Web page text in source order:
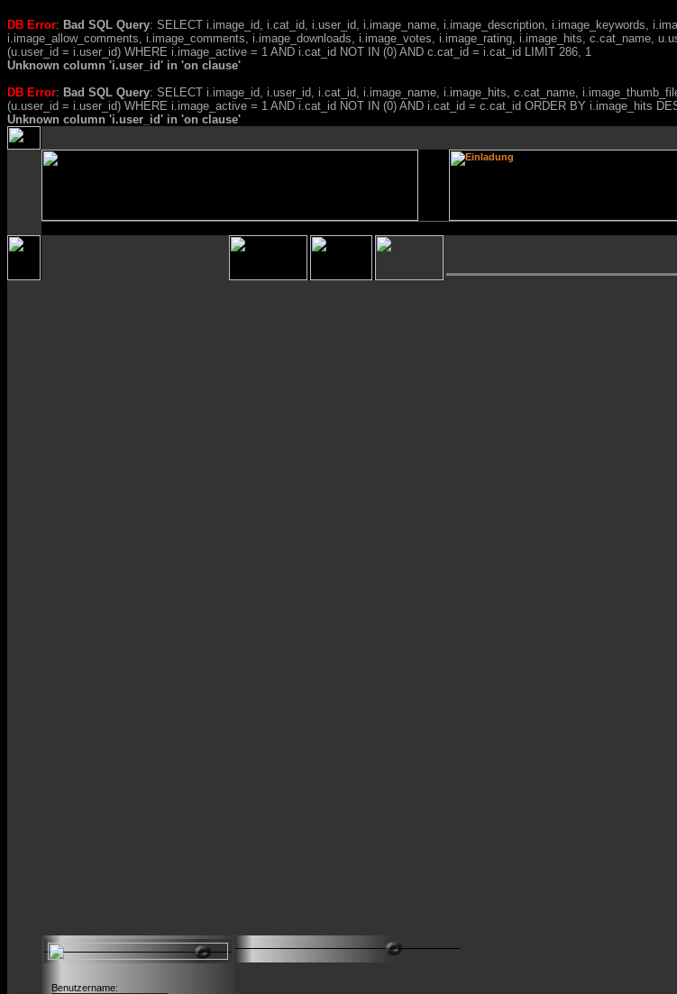
DB Error: Bad SQL Query: SELECT i.image_id, i.cat_id, i.user_id, i.image_name, i.image_description, i.image_keywords,
i.image_allow_comments, i.image_comments, i.image_downloads, i.image_votes, i.image_rating, i.image_hits, c.cat_name,
(u.user_id = i.user_id) WHERE i.image_active = 1 AND i.cat_id NOT IN (0) AND c.cat_id = i.cat_id LIMIT 286, 1
Unknown column 'i.user_id' in 'on clause'
DB Error: Bad SQL Query: SELECT i.image_id, i.user_id, i.cat_id, i.image_name, i.image_hits, c.cat_name,
(u.user_id = i.user_id) WHERE i.image_active = 1 AND i.cat_id NOT IN (0) AND i.cat_id = c.cat_id ORDER BY i.image_hits
Unknown column 'i.user_id' in 'on clause'
Benutzername: